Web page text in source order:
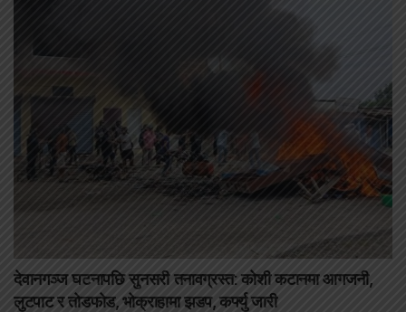
देवानगञ्ज घटनापछि सुनसरी तनावग्रस्त: कोशी कटानमा आगजनी,
लुटपाट र तोडफोड, भोक्राहामा झडप, कर्फ्यु जारी